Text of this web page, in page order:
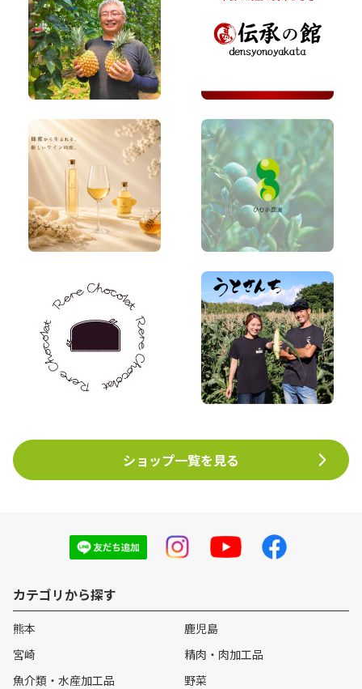
ショップ一覧を見る
カテゴリから探す
熊本
鹿児島
宮崎
精肉・肉加工品
魚介類・水産加工品
野菜